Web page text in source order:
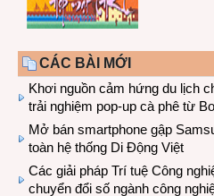
CÁC BÀI MỚI
Khơi nguồn cảm hứng du lịch
trải nghiệm pop-up cà phê từ
Mở bán smartphone gập
toàn hệ thống Di Động Việt
Các giải pháp Trí tuệ Công
chuyển đổi số ngành công